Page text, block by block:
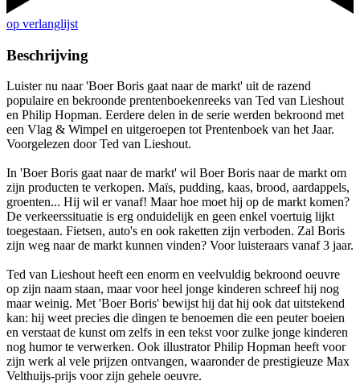
op verlanglijst
Beschrijving
Luister nu naar 'Boer Boris gaat naar de markt' uit de razend
populaire en bekroonde prentenboekenreeks van Ted van Lieshout
en Philip Hopman. Eerdere delen in de serie werden bekroond met
een Vlag & Wimpel en uitgeroepen tot Prentenboek van het Jaar.
Voorgelezen door Ted van Lieshout.
In 'Boer Boris gaat naar de markt' wil Boer Boris naar de markt om
zijn producten te verkopen. Maïs, pudding, kaas, brood, aardappels,
groenten... Hij wil er vanaf! Maar hoe moet hij op de markt komen?
De verkeerssituatie is erg onduidelijk en geen enkel voertuig lijkt
toegestaan. Fietsen, auto's en ook raketten zijn verboden. Zal Boris
zijn weg naar de markt kunnen vinden? Voor luisteraars vanaf 3 jaar.
Ted van Lieshout heeft een enorm en veelvuldig bekroond oeuvre
op zijn naam staan, maar voor heel jonge kinderen schreef hij nog
maar weinig. Met 'Boer Boris' bewijst hij dat hij ook dat uitstekend
kan: hij weet precies die dingen te benoemen die een peuter boeien
en verstaat de kunst om zelfs in een tekst voor zulke jonge kinderen
nog humor te verwerken. Ook illustrator Philip Hopman heeft voor
zijn werk al vele prijzen ontvangen, waaronder de prestigieuze Max
Velthuijs-prijs voor zijn gehele oeuvre.